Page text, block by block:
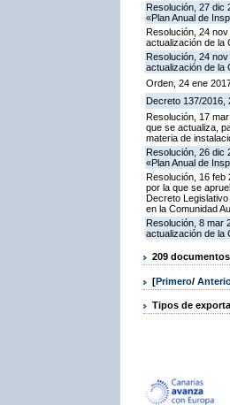
Resolución, 27 dic
«Plan Anual de
Resolución, 24
actualización de la
Resolución, 24
actualización de la
Orden, 24 ene
Decreto 137/2016,
Resolución, 17
que se actualiza,
materia de
Resolución, 26 dic
«Plan Anual de
Resolución, 16 feb
por la que se
Decreto
en la Comunidad
Resolución, 8 mar
actualización de la
209
[Primero/
Tipos de